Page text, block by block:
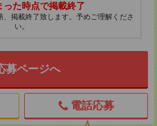
った時点で掲載終了
、掲載終了致します。予めご理解くださ
い。
募ページへ
電話応募